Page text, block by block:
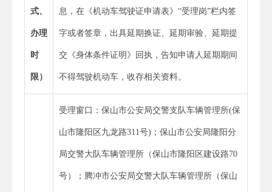
式、
办理
时
限）
息，在《机动车驾驶证申请表》“受理岗”栏内签
字或者签章，出具延期换证、延期审验、延期提
交《身体条件证明》回执，告知申请人延期期间
不得驾驶机动车，收存相关资料。
受理窗口：保山市公安局交警支队车辆管理所(保
山市隆阳区九龙路311号)；保山市公安局隆阳分
局交警大队车辆管理所（保山市隆阳区建设路70
号）；腾冲市公安局交警大队车辆管理所（保山